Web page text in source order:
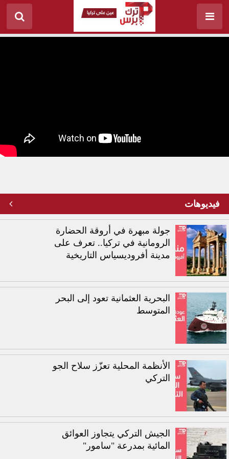
"بيرقدار" أول طائرة تركية بدون طيار
فيديوهات
جولة مبهرة في أروقة الحضارة
الرومانية في تركيا.. تعرف على
مدينة أفروديسياس التاريخية
البحرية العثمانية تعود إلى البحر
المتوسط
الأنظمة المحلية تعزّز سلاح الجو
التركي
الجيش التركي يتجاوز العوائق
المائية بمدرعة "سامور"